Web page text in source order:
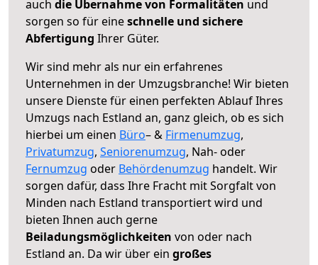
auch die Übernahme von Formalitäten und
sorgen so für eineschnelle und sichere
Abfertigung Ihrer Güter.
Wir sind mehr als nur ein erfahrenes
Unternehmen in der Umzugsbranche! Wir bieten
unsere Dienste für einen perfekten Ablauf Ihres
Umzugs nach Estland an, ganz gleich, ob es sich
hierbei um einen Büro– & Firmenumzug,
Privatumzug, Seniorenumzug, Nah- oder
Fernumzug oder Behördenumzug handelt. Wir
sorgen dafür, dass Ihre Fracht mit Sorgfalt von
Minden nach Estland transportiert wird und
bieten Ihnen auch gerne
Beiladungsmöglichkeiten von oder nach
Estland an. Da wir über ein großes